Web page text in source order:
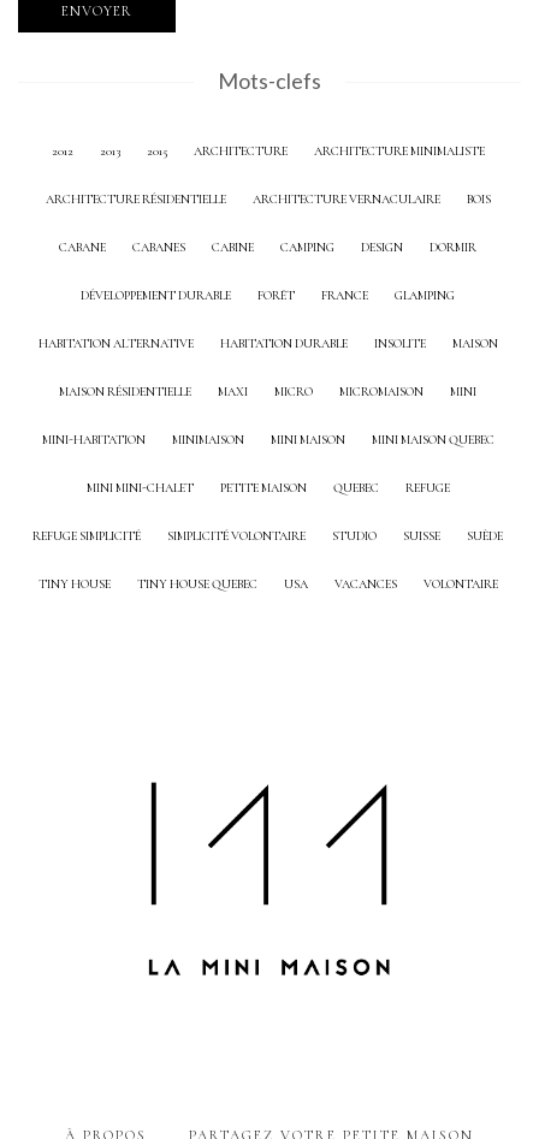
Mots-clefs
2012 2013 2015 ARCHITECTURE ARCHITECTURE MINIMALISTE
ARCHITECTURE RÉSIDENTIELLE ARCHITECTURE VERNACULAIRE BOIS
CABANE CABANES CABINE CAMPING DESIGN DORMIR
DÉVELOPPEMENT DURABLE FORÊT FRANCE GLAMPING
HABITATION ALTERNATIVE HABITATION DURABLE INSOLITE MAISON
MAISON RÉSIDENTIELLE MAXI MICRO MICROMAISON MINI
MINI-HABITATION MINIMAISON MINI MAISON MINI MAISON QUEBEC
MINI MINI-CHALET PETITE MAISON QUEBEC REFUGE
REFUGE SIMPLICITÉ SIMPLICITÉ VOLONTAIRE STUDIO SUISSE SUÈDE
TINY HOUSE TINY HOUSE QUEBEC USA VACANCES VOLONTAIRE